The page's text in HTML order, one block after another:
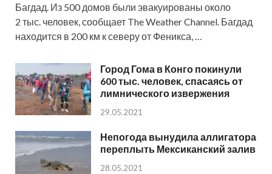
Багдад. Из 500 домов были эвакуированы около
2 тыс. человек, сообщает The Weather Channel. Багдад
находится в 200 км к северу от Феникса, …
Город Гома в Конго покинули
600 тыс. человек, спасаясь от
лимнического извержения
29.05.2021
Непогода вынудила аллигатора
переплыть Мексиканский залив
28.05.2021